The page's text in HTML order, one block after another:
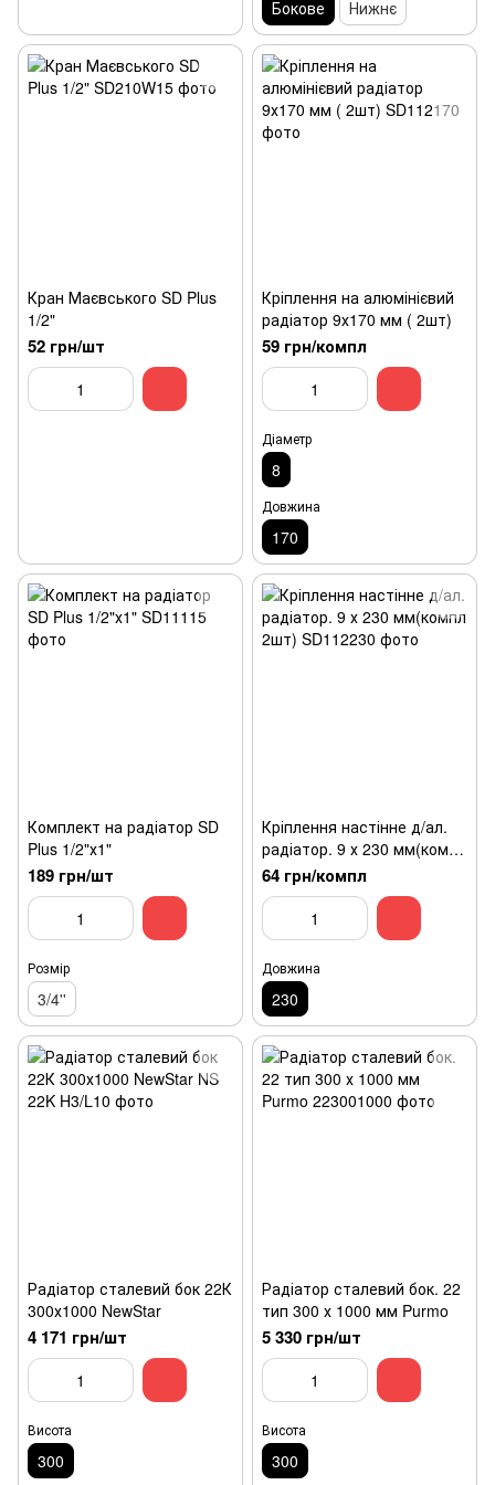
Бокове Нижнє
Кран Маєвського SD Plus
1/2"
52 грн/шт
Кріплення на алюмінієвий
радіатор 9х170 мм ( 2шт)
59 грн/компл
Діаметр
8
Довжина
170
Комплект на радіатор SD
Plus 1/2"х1"
189 грн/шт
Розмір
3/4''
Кріплення настінне д/ал.
радіатор. 9 х 230 мм(компл
2шт)
64 грн/компл
Довжина
230
Радіатор сталевий бок 22К
300х1000 NewStar
4 171 грн/шт
Висота
300
Радіатор сталевий бок. 22
тип 300 х 1000 мм Purmo
5 330 грн/шт
Висота
300